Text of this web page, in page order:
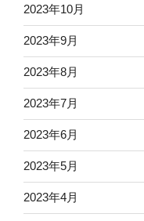
2023年10月
2023年9月
2023年8月
2023年7月
2023年6月
2023年5月
2023年4月